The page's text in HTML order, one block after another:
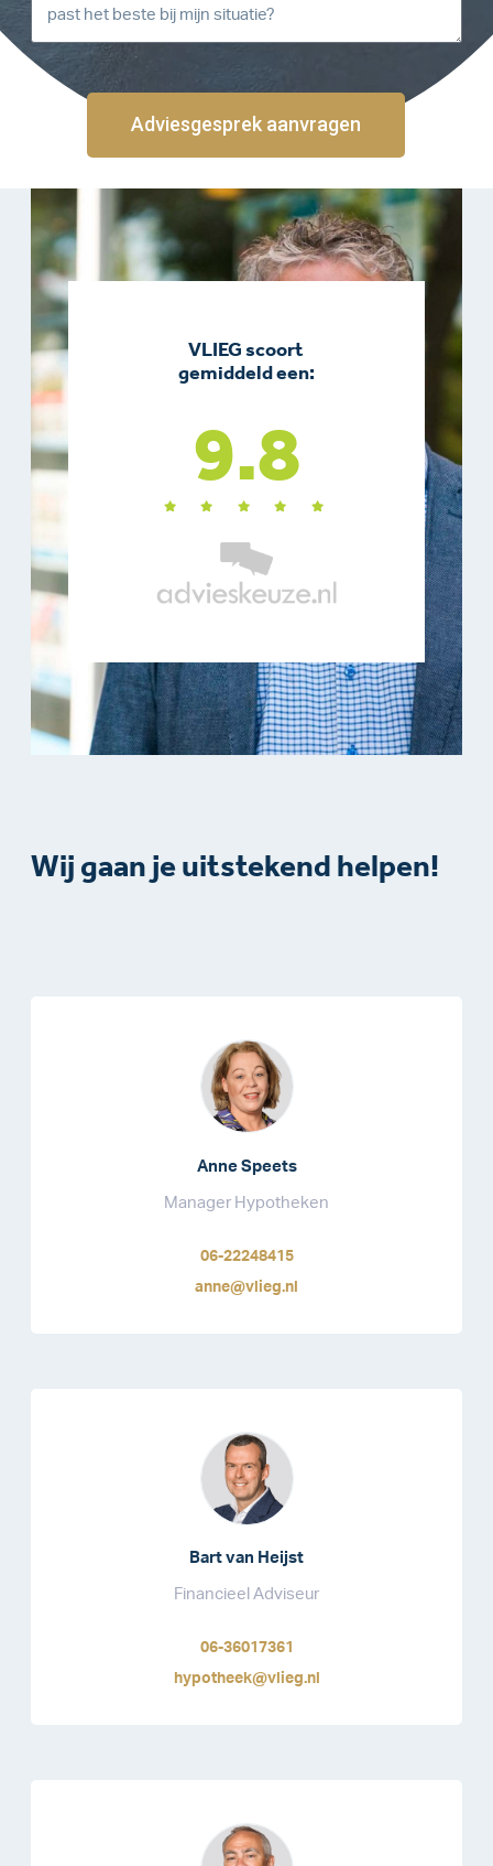
Adviesgesprek aanvragen
VLIEG scoort
gemiddeld een:
9.8
Wij gaan je uitstekend helpen!
Anne Speets
Manager Hypotheken
06-22248415
anne@vlieg.nl
Bart van Heijst
Financieel Adviseur
06-36017361
hypotheek@vlieg.nl